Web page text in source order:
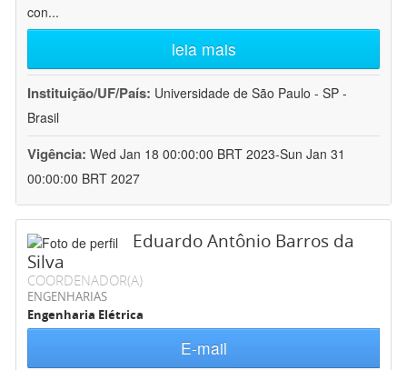
con...
leia mais
Instituição/UF/País: Universidade de São Paulo - SP -
Brasil
Vigência: Wed Jan 18 00:00:00 BRT 2023-Sun Jan 31
00:00:00 BRT 2027
Eduardo Antônio Barros da
Silva
COORDENADOR(A)
ENGENHARIAS
Engenharia Elétrica
E-mail